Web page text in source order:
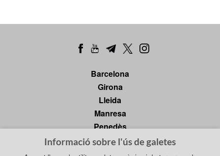
Barcelona
Girona
Lleida
Manresa
Penedès
Tarragona
Tortosa
Informació sobre l'ús de galetes